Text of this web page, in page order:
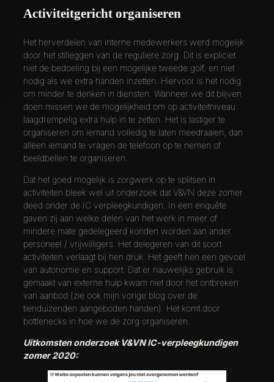
Activiteitgericht organiseren
Het herverdelen van interne medewerkers werd mogelijk
door het stilleggen van de reguliere zorg. Dit is expliciet
niet de bedoeling bij een mogelijke tweede golf, en niet
nodig als we extra handen inzetten. Hiervoor is het nodig
om minder te denken in diensten. Wanneer we dit blijven
doen missen we de mogelijkheid om op activiteitniveau
laagdrempelig extra hulp in te zetten. Het is lastiger te
organiseren om iemand volledig te laten meedraaien, dan
alleen iemand te vragen de telefoon op te nemen of
beeldbellen te organiseren.
Dat het goed mogelijk is zorgwerk op te splitsen in
activiteiten bleek wel uit onderzoek dat V&VN deze zomer
deed onder de IC verpleegkundigen. In een enquête
gaven zij aan welke delen van het werk in meer of
mindere mate gedelegeerd konden worden aan ander
personeel / vrijwilligers. Het delegeren van dit soort
activiteiten verlaagt bij hen druk. Het geeft hen een gevoel
van autonomie en support. Dat er nauwelijks gebruik is
gemaakt van externe hulp kwam niet door het ontbreken
van aanbod (zie ook mijn vorige blog over de
tienduizenden aangeboden handen). Het komt door
bottlenecks in hoe we de zorg organiseren.
Uitkomsten onderzoek V&VN IC-verpleegkundigen
zomer 2020: